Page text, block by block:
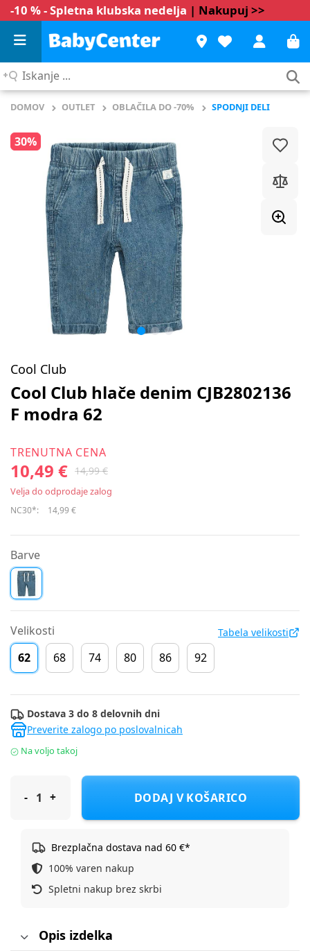
-10 % - Spletna klubska nedelja | Nakupuj >>
Iskanje
DOMOV OUTLET OBLAČILA DO -70% SPODNJI DELI
30%
Cool Club
Cool Club hlače denim CJB2802136
F modra 62
TRENUTNA CENA
10,49 € 14,99 €
Velja do odprodaje zalog
NC30*: 14,99 €
Barve
Velikosti Tabela velikosti
62 68 74 80 86 92
Dostava 3 do 8 delovnih dni
Preverite zalogo po poslovalnicah
Na voljo takoj
Cool Club hlače denim CJB2802136 F modra 62
DODAJ V KOŠARICO
Brezplačna dostava nad 60 €*
100% varen nakup
Spletni nakup brez skrbi
Opis izdelka